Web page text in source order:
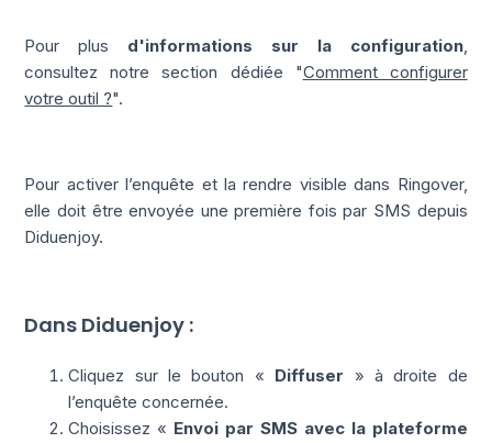
Pour plus d'informations sur la configuration,
consultez notre section dédiée "Comment configurer
votre outil ?".
Pour activer l’enquête et la rendre visible dans Ringover,
elle doit être envoyée une première fois par SMS depuis
Diduenjoy.
Dans Diduenjoy :
Cliquez sur le bouton « Diffuser » à droite de
l’enquête concernée.
Choisissez « Envoi par SMS avec la plateforme